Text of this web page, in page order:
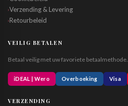
›Verzending & Levering
›Retourbeleid
VEILIG BETALEN
Betaal veilig met uw favoriete betaalmethode.
iDEAL | Wero Overboeking Visa
VERZENDING